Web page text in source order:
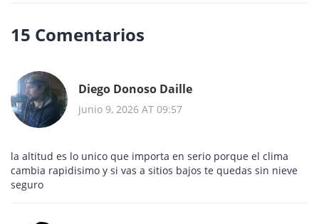
15 Comentarios
Diego Donoso Daille
junio 9, 2026 AT 09:57
la altitud es lo unico que importa en serio porque el clima
cambia rapidisimo y si vas a sitios bajos te quedas sin nieve
seguro